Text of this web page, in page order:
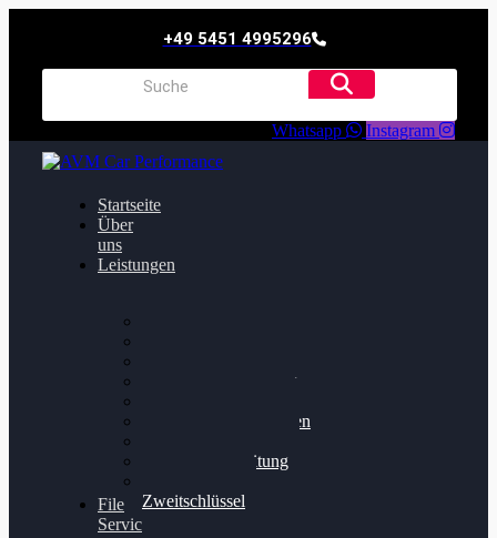
+49 5451 4995296
Whatsapp Instagram
Startseite
Über
uns
Leistungen
Getriebeoptimierung
Bremsscheiben planen
Felgenaufbereitung
Zweitschlüssel
File
Service